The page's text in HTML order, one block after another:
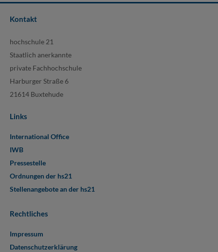
Kontakt
hochschule 21
Staatlich anerkannte
private Fachhochschule
Harburger Straße 6
21614 Buxtehude
Links
International Office
IWB
Pressestelle
Ordnungen der hs21
Stellenangebote an der hs21
Rechtliches
Impressum
Datenschutzerklärung